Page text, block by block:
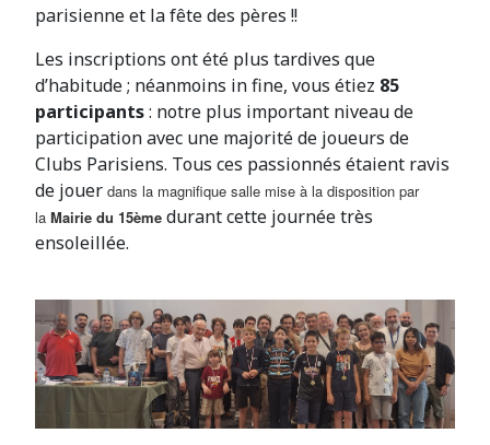
parisienne et la fête des pères !!
Les inscriptions ont été plus tardives que
d’habitude ; néanmoins in fine, vous étiez 85
participants: notre plus important niveau de
participation avec une majorité de joueurs de
Clubs Parisiens. Tous ces passionnés étaient ravis
de jouer dans la magnifique salle mise à la disposition par
la Mairie du 15ème durant cette journée très
ensoleillée.